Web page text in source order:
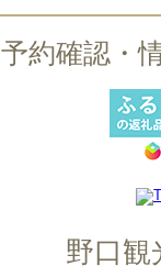
予約確認・
野口観